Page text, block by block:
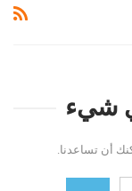
شيء
أن تساعدنا.